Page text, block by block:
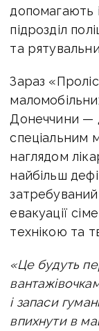
допомагають
підрозділ
та
Зараз
Донеччини —
спеціальним
наглядом
найбільш
евакуації
технікою та
«Це будуть
і запаси
впихнути в